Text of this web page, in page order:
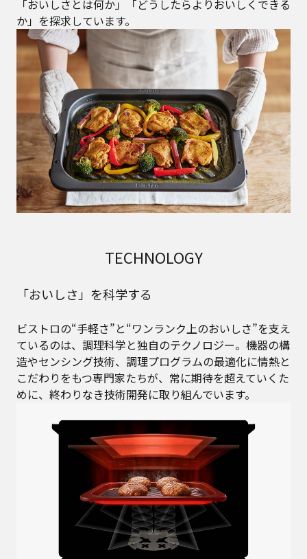
「おいしさとは何か」「どうしたらよりおいしくできる
か」を探求しています。
TECHNOLOGY
「おいしさ」を科学する
ビストロの“手軽さ”と“ワンランク上のおいしさ”を支え
ているのは、調理科学と独自のテクノロジー。機器の構
造やセンシング技術、調理プログラムの最適化に情熱と
こだわりをもつ専門家たちが、常に期待を超えていくた
めに、終わりなき技術開発に取り組んでいます。